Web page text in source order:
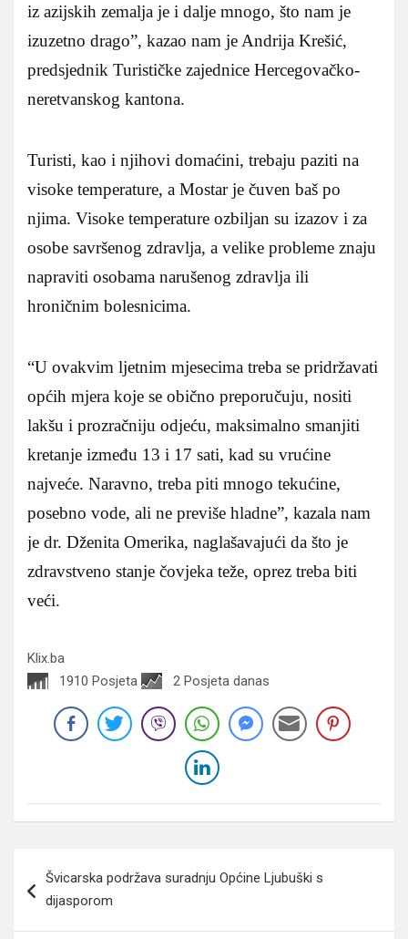
iz azijskih zemalja je i dalje mnogo, što nam je
izuzetno drago”, kazao nam je Andrija Krešić,
predsjednik Turističke zajednice Hercegovačko-
neretvanskog kantona.
Turisti, kao i njihovi domaćini, trebaju paziti na
visoke temperature, a Mostar je čuven baš po
njima. Visoke temperature ozbiljan su izazov i za
osobe savršenog zdravlja, a velike probleme znaju
napraviti osobama narušenog zdravlja ili
hroničnim bolesnicima.
“U ovakvim ljetnim mjesecima treba se pridržavati
općih mjera koje se obično preporučuju, nositi
lakšu i prozračniju odjeću, maksimalno smanjiti
kretanje između 13 i 17 sati, kad su vrućine
najveće. Naravno, treba piti mnogo tekućine,
posebno vode, ali ne previše hladne”, kazala nam
je dr. Dženita Omerika, naglašavajući da što je
zdravstveno stanje čovjeka teže, oprez treba biti
veći.
Klix.ba
1910 Posjeta
2 Posjeta danas
članaka
Švicarska podržava suradnju Općine Ljubuški s
dijasporom